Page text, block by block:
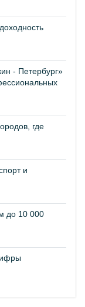
- Петербург»
где
и
до 10 000